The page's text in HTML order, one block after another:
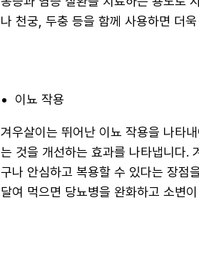
나 천궁, 두충 등을 함께 사용하면 더
이뇨 작용
겨우살이는 뛰어난 이뇨 작용을 나타
는 것을 개선하는 효과를 나타냅니다.
구나 안심하고 복용할 수 있다는 장
달여 먹으면 당뇨병을 완화하고 소변